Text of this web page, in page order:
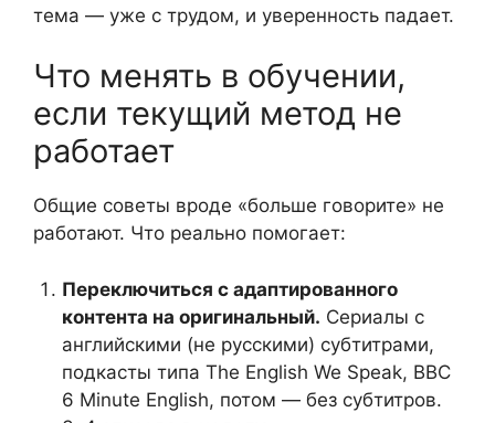
тема — уже с трудом, и уверенность падает.
Что менять в обучении,
если текущий метод не
работает
Общие советы вроде «больше говорите» не
работают. Что реально помогает:
Переключиться с адаптированного
контента на оригинальный. Сериалы с
английскими (не русскими) субтитрами,
подкасты типа The English We Speak, BBC
6 Minute English, потом — без субтитров.